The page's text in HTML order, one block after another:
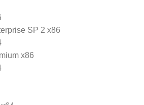
SP 2 x86
x86